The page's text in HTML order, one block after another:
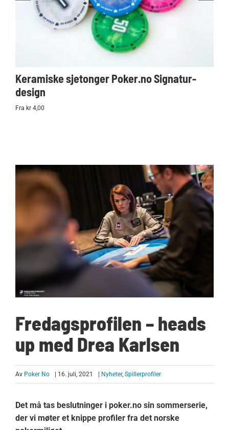
Keramiske sjetonger Poker.no Signatur-
design
Fra kr 4,00
Fredagsprofilen – heads
up med Drea Karlsen
Av Poker No | 16. juli, 2021 Nyheter, Spillerprofiler
Det må tas beslutninger i poker.no sin sommerserie,
der vi møter et knippe profiler fra det norske